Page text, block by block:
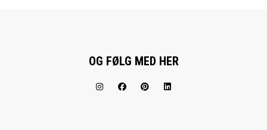
OG FØLG MED HER